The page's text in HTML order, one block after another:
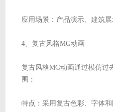
应用场景：产品演示、建筑
4、复古风格MG动画
复古风格MG动画通过模仿过
围：
特点：采用复古色彩、字体